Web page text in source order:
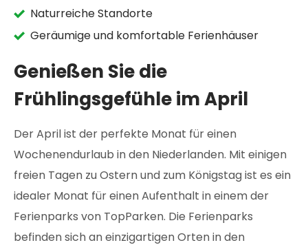
Naturreiche Standorte
Geräumige und komfortable Ferienhäuser
Genießen Sie die
Frühlingsgefühle im April
Der April ist der perfekte Monat für einen
Wochenendurlaub in den Niederlanden. Mit einigen
freien Tagen zu Ostern und zum Königstag ist es ein
idealer Monat für einen Aufenthalt in einem der
Ferienparks von TopParken. Die Ferienparks
befinden sich an einzigartigen Orten in den